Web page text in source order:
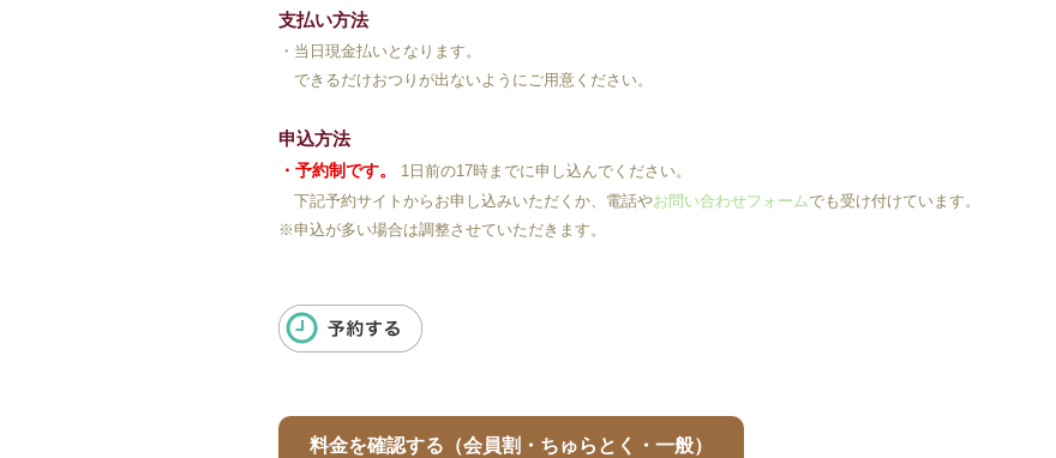
支払い方法
・当日現金払いとなります。
できるだけおつりが出ないようにご用意ください。
申込方法
・予約制です。
1日前の17時までに申し込んでください。
下記予約サイトからお申し込みいただくか、電話やお問い合わせフォームでも受け付けています。
※申込が多い場合は調整させていただきます。
料金を確認する（会員割・ちゅらとく・一般）